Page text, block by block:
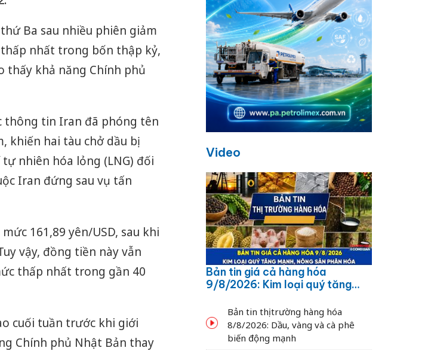
Ba sau nhiều phiên giảm
nhất trong bốn thập kỷ,
thấy khả năng Chính phủ
tin Iran đã phóng tên
khiến hai tàu chở dầu bị
nhiên hóa lỏng (LNG) đối
Iran đứng sau vụ tấn
161,89 yên/USD, sau khi
vậy, đồng tiền này vẫn
thấp nhất trong gần 40
cuối tuần trước khi giới
Chính phủ Nhật Bản thay
Video
Bản tin giá cả hàng hóa
9/8/2026: Kim loại quý tăng
Bản tin thị trường hàng hóa
8/8/2026: Dầu, vàng và cà phê
biến động mạnh